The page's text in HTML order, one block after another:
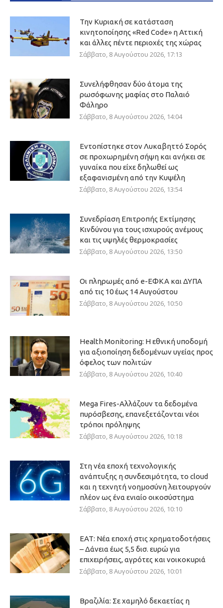
Την Κυριακή σε κατάσταση
κινητοποίησης «Red Code» η Αττική
και άλλες πέντε περιοχές της χώρας
Σάββατο, 8 Αυγούστου 2026, 17:13
Συνελήφθησαν δύο άτομα της
ρωσόφωνης μαφίας στο Παλαιό
Φάληρο
Σάββατο, 8 Αυγούστου 2026, 14:04
Εντοπίστηκε στον Λυκαβηττό Σορός
σε προχωρημένη σήψη και ανήκει σε
γυναίκα που είχε δηλωθεί ως
εξαφανισμένη από την Κυψέλη
Σάββατο, 8 Αυγούστου 2026, 13:54
Συνεδρίαση Επιτροπής Εκτίμησης
Κινδύνου για τους ισχυρούς ανέμους
και τις υψηλές θερμοκρασίες
Σάββατο, 8 Αυγούστου 2026, 13:50
Οι πληρωμές από e-ΕΦΚΑ και ΔΥΠΑ
από τις 10 έως 14 Αυγούστου
Σάββατο, 8 Αυγούστου 2026, 10:50
Health Monitoring: Η εθνική υποδομή
για αξιοποίηση δεδομένων υγείας προς
όφελος των πολιτών
Σάββατο, 8 Αυγούστου 2026, 10:40
Mega Fires-Αλλάζουν τα δεδομένα
πυρόσβεσης, επανεξετάζονται νέοι
τρόποι πρόληψης
Σάββατο, 8 Αυγούστου 2026, 10:18
Στη νέα εποχή τεχνολογικής
ανάπτυξης η συνδεσιμότητα, το cloud
και η τεχνητή νοημοσύνη λειτουργούν
πλέον ως ένα ενιαίο οικοσύστημα
Σάββατο, 8 Αυγούστου 2026, 10:10
ΕΑΤ: Νέα εποχή στις χρηματοδοτήσεις
– Δάνεια έως 5,5 δισ. ευρώ για
επιχειρήσεις, αγρότες και νοικοκυριά
Σάββατο, 8 Αυγούστου 2026, 10:01
Βραζιλία: Σε χαμηλό δεκαετίας η